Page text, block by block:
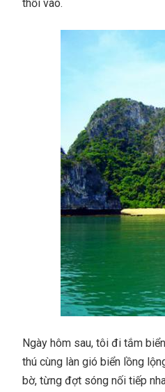
thổi vào.
Ngày hôm sau, tôi đi tắm
thú cùng làn gió biển lồng
bờ, từng đợt sóng nối tiếp